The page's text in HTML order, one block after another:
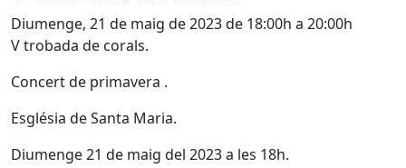
Diumenge, 21 de maig de 2023 de 18:00h a 20:00h
V trobada de corals.
Concert de primavera .
Església de Santa Maria.
Diumenge 21 de maig del 2023 a les 18h.